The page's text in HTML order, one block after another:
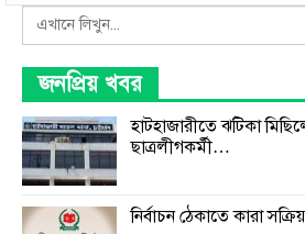
Search
জনপ্রিয় খবর
হাটহাজারীতে ঝটিকা
ছাত্রলীগকর্মী…
নির্বাচন ঠেকাতে কারা